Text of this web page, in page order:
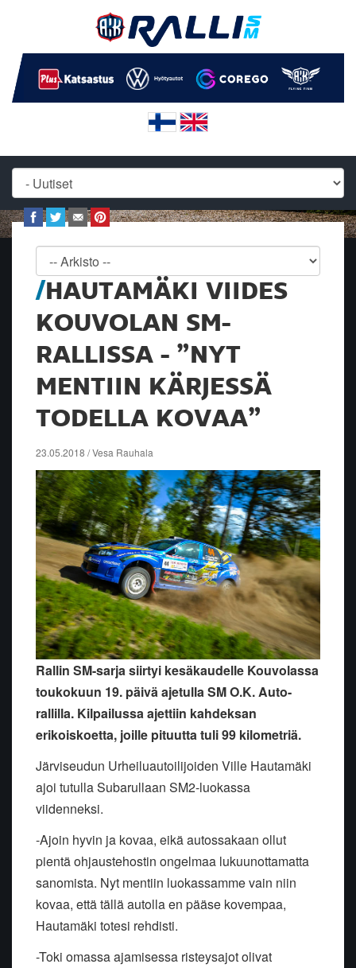
HAUTAMÄKI VIIDES
KOUVOLAN SM-
RALLISSA - ”NYT
MENTIIN KÄRJESSÄ
TODELLA KOVAA”
23.05.2018 / Vesa Rauhala
Rallin SM-sarja siirtyi kesäkaudelle Kouvolassa
toukokuun 19. päivä ajetulla SM O.K. Auto-
rallilla. Kilpailussa ajettiin kahdeksan
erikoiskoetta, joille pituutta tuli 99 kilometriä.
Järviseudun Urheiluautoilijoiden Ville Hautamäki
ajoi tutulla Subarullaan SM2-luokassa
viidenneksi.
-Ajoin hyvin ja kovaa, eikä autossakaan ollut
pientä ohjaustehostin ongelmaa lukuunottamatta
sanomista. Nyt mentiin luokassamme vain niin
kovaa, että tällä autolla en pääse kovempaa,
Hautamäki totesi rehdisti.
-Toki omassa ajamisessa risteysajot olivat